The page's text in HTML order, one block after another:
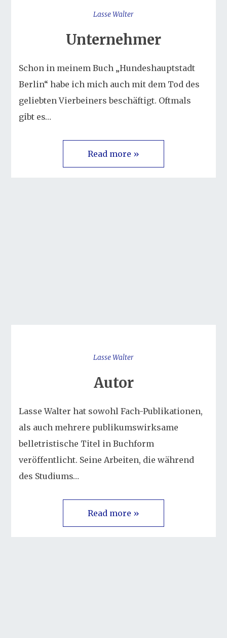
Lasse Walter
Unternehmer
Schon in meinem Buch „Hundeshauptstadt
Berlin“ habe ich mich auch mit dem Tod des
geliebten Vierbeiners beschäftigt. Oftmals
gibt es…
Read more »
Lasse Walter
Autor
Lasse Walter hat sowohl Fach-Publikationen,
als auch mehrere publikumswirksame
belletristische Titel in Buchform
veröffentlicht. Seine Arbeiten, die während
des Studiums…
Read more »